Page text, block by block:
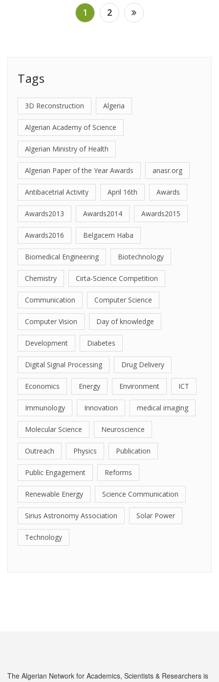
Posts
pagination
1 2
Tags
3D Reconstruction Algeria
Algerian Academy of Science
Algerian Ministry of Health
Algerian Paper of the Year Awards anasr.org
Antibacetrial Activity April 16th Awards
Awards2013 Awards2014 Awards2015
Awards2016 Belgacem Haba
Biomedical Engineering Biotechnology
Chemistry Cirta-Science Competition
Communication Computer Science
Computer Vision Day of knowledge
Development Diabetes
Digital Signal Processing Drug Delivery
Economics Energy Environment ICT
Immunology Innovation medical imaging
Molecular Science Neuroscience
Outreach Physics Publication
Public Engagement Reforms
Renewable Energy Science Communication
Sirius Astronomy Association Solar Power
Technology
The Algerian Network for Academics, Scientists & Researchers is